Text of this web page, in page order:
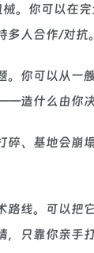
。你可以在
人合作/对抗。
你可以从一
造什么由你决
、基地会崩塌
线。可以把
只靠你亲手